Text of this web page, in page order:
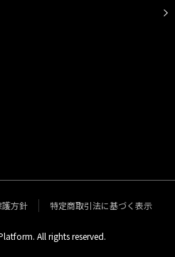
方針 特定商取引法に基づく表示
All rights reserved.